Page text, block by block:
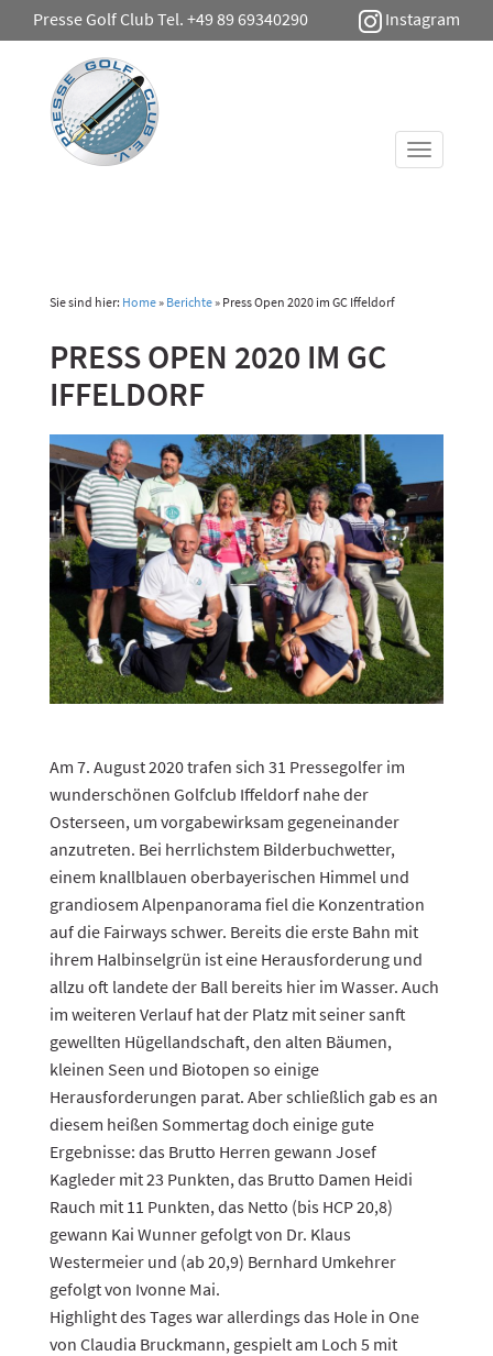
Presse Golf Club Tel. +49 89 69340290 Instagram
Toggle
Sie sind hier: Home» Berichte» Press Open 2020 im GC Iffeldorf
PRESS OPEN 2020 IM GC
IFFELDORF
Am 7. August 2020 trafen sich 31 Pressegolfer im
wunderschönen Golfclub Iffeldorf nahe der
Osterseen, um vorgabewirksam gegeneinander
anzutreten. Bei herrlichstem Bilderbuchwetter,
einem knallblauen oberbayerischen Himmel und
grandiosem Alpenpanorama fiel die Konzentration
auf die Fairways schwer. Bereits die erste Bahn mit
ihrem Halbinselgrün ist eine Herausforderung und
allzu oft landete der Ball bereits hier im Wasser. Auch
im weiteren Verlauf hat der Platz mit seiner sanft
gewellten Hügellandschaft, den alten Bäumen,
kleinen Seen und Biotopen so einige
Herausforderungen parat. Aber schließlich gab es an
diesem heißen Sommertag doch einige gute
Ergebnisse: das Brutto Herren gewann Josef
Kagleder mit 23 Punkten, das Brutto Damen Heidi
Rauch mit 11 Punkten, das Netto (bis HCP 20,8)
gewann Kai Wunner gefolgt von Dr. Klaus
Westermeier und (ab 20,9) Bernhard Umkehrer
gefolgt von Ivonne Mai.
Highlight des Tages war allerdings das Hole in One
von Claudia Bruckmann, gespielt am Loch 5 mit